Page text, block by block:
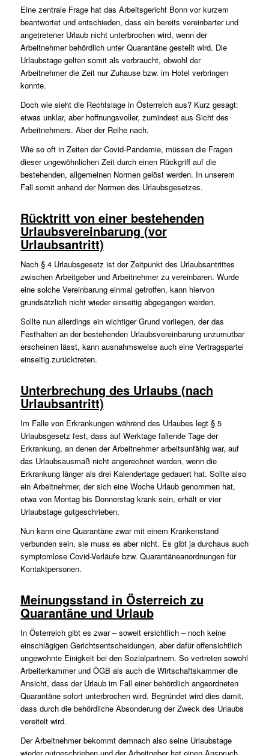
Eine zentrale Frage hat das Arbeitsgericht Bonn vor kurzem
beantwortet und entschieden, dass ein bereits vereinbarter und
angetretener Urlaub nicht unterbrochen wird, wenn der
Arbeitnehmer behördlich unter Quarantäne gestellt wird. Die
Urlaubstage gelten somit als verbraucht, obwohl der
Arbeitnehmer die Zeit nur Zuhause bzw. im Hotel verbringen
konnte.
Doch wie sieht die Rechtslage in Österreich aus? Kurz gesagt:
etwas unklar, aber hoffnungsvoller, zumindest aus Sicht des
Arbeitnehmers. Aber der Reihe nach.
Wie so oft in Zeiten der Covid-Pandemie, müssen die Fragen
dieser ungewöhnlichen Zeit durch einen Rückgriff auf die
bestehenden, allgemeinen Normen gelöst werden. In unserem
Fall somit anhand der Normen des Urlaubsgesetzes.
Rücktritt von einer bestehenden
Urlaubsvereinbarung (vor
Urlaubsantritt)
Nach § 4 Urlaubsgesetz ist der Zeitpunkt des Urlaubsantrittes
zwischen Arbeitgeber und Arbeitnehmer zu vereinbaren. Wurde
eine solche Vereinbarung einmal getroffen, kann hiervon
grundsätzlich nicht wieder einseitig abgegangen werden.
Sollte nun allerdings ein wichtiger Grund vorliegen, der das
Festhalten an der bestehenden Urlaubsvereinbarung unzumutbar
erscheinen lässt, kann ausnahmsweise auch eine Vertragspartei
einseitig zurücktreten.
Unterbrechung des Urlaubs (nach
Urlaubsantritt)
Im Falle von Erkrankungen während des Urlaubes legt § 5
Urlaubsgesetz fest, dass auf Werktage fallende Tage der
Erkrankung, an denen der Arbeitnehmer arbeitsunfähig war, auf
das Urlaubsausmaß nicht angerechnet werden, wenn die
Erkrankung länger als drei Kalendertage gedauert hat. Sollte also
ein Arbeitnehmer, der sich eine Woche Urlaub genommen hat,
etwa von Montag bis Donnerstag krank sein, erhält er vier
Urlaubstage gutgeschrieben.
Nun kann eine Quarantäne zwar mit einem Krankenstand
verbunden sein, sie muss es aber nicht. Es gibt ja durchaus auch
symptomlose Covid-Verläufe bzw. Quarantäneanordnungen für
Kontaktpersonen.
Meinungsstand in Österreich zu
Quarantäne und Urlaub
In Österreich gibt es zwar – soweit ersichtlich – noch keine
einschlägigen Gerichtsentscheidungen, aber dafür offensichtlich
ungewohnte Einigkeit bei den Sozialpartnern. So vertreten sowohl
Arbeiterkammer und ÖGB als auch die Wirtschaftskammer die
Ansicht, dass der Urlaub im Fall einer behördlich angeordneten
Quarantäne sofort unterbrochen wird. Begründet wird dies damit,
dass durch die behördliche Absonderung der Zweck des Urlaubs
vereitelt wird.
Der Arbeitnehmer bekommt demnach also seine Urlaubstage